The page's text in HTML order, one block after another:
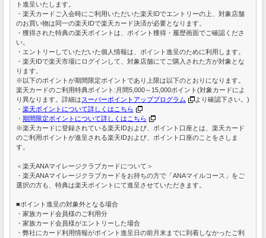
ト進呈いたします。
・楽天カードご入会時にご利用いただいた楽天IDでエントリーの上、対象店舗
のお買い物は同一の楽天IDで楽天カード決済が必要となります。
・獲得された特典の楽天ポイントは、ポイント獲得・履歴画面でご確認くださ
い。
・エントリーしていただいた個人情報は、ポイント進呈のために利用します。
・楽天IDで楽天市場にログインして、対象店舗にてご購入された方が対象とな
ります。
※以下のポイントが期間限定ポイントであり上限は以下のとおりになります。
楽天カードのご利用特典ポイント:月間5,000～15,000ポイント(対象カードによ
り異なります。詳細はスーパーポイントアッププログラム
より確認下さい。)
・ 楽天ポイントについて詳しくはこちら
・ 期間限定ポイントについて詳しくはこちら
※楽天カードに登録されている楽天IDおよび、ポイント口座とは、楽天カード
のご利用ポイントが進呈される楽天IDおよび、ポイント口座のことをさしま
す。
＜楽天ANAマイレージクラブカードについて＞
・楽天ANAマイレージクラブカードをお持ちの方で「ANAマイルコース」をご
選択の方も、特典は楽天ポイントにて進呈させていただきます。
■ポイント進呈の対象外となる場合
・家族カード会員様のご利用分
・家族カード会員様がエントリーした場合
・弊社にカード利用情報がポイント進呈日の前月末までに到着しなかったご利